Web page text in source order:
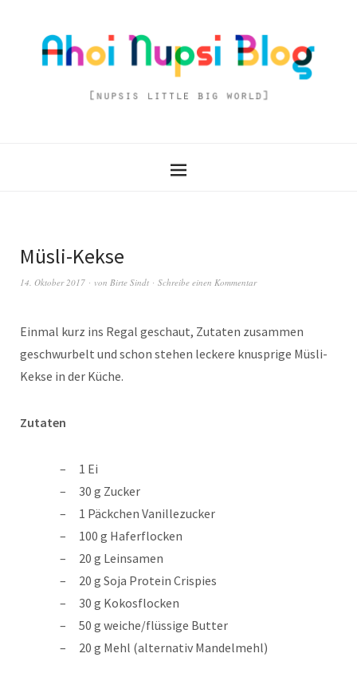
Müsli-Kekse
14. Oktober 2017 von Birte Sindt Schreibe einen Kommentar
Einmal kurz ins Regal geschaut, Zutaten zusammen
geschwurbelt und schon stehen leckere knusprige Müsli-
Kekse in der Küche.
Zutaten
1 Ei
30 g Zucker
1 Päckchen Vanillezucker
100 g Haferflocken
20 g Leinsamen
20 g Soja Protein Crispies
30 g Kokosflocken
50 g weiche/flüssige Butter
20 g Mehl (alternativ Mandelmehl)